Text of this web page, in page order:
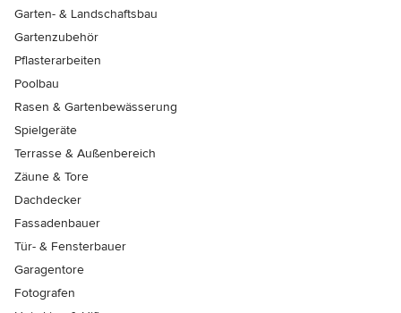
Garten- & Landschaftsbau
Gartenzubehör
Pflasterarbeiten
Poolbau
Rasen & Gartenbewässerung
Spielgeräte
Terrasse & Außenbereich
Zäune & Tore
Dachdecker
Fassadenbauer
Tür- & Fensterbauer
Garagentore
Fotografen